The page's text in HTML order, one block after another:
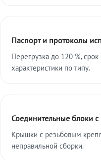
Паспорт и протоколы
Перегрузка до 120 %,
характеристики по типу.
Соединительные блоки
Крышки с резьбовым
неправильной сборки.